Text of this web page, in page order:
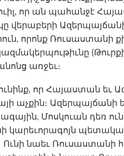
որ ան պա­հան­ջէ
վե­րաբե­րի
որոնք
առջեւ։
որ Հա­յաս­տան եւ
աչ­քին։
Մոս­կուան դեռ
կա­րեւո­րագոյն
Ու­նի նաեւ Ռու­սաստա­նի